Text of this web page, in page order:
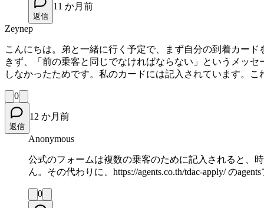
返信
11 か月前
Zeynep
こんにちは。弟と一緒に行く予定で、まず自分の到着カー
きず、「前の乗客と同じでなければならない」というメッ
しなかったためです。私のカードには記入されています。
0
返信
12 か月前
Anonymous
公式のフォームは複数の乗客のために記入されると、
ん。その代わりに、https://agents.co.th/tdac-apply/ の
0